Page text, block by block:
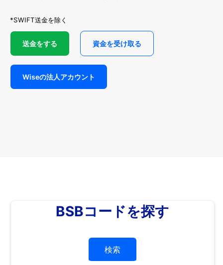
*SWIFT送金を除く
送金をする 資金を受け取る
Wiseの法人アカウント
BSBコードを探す
検索